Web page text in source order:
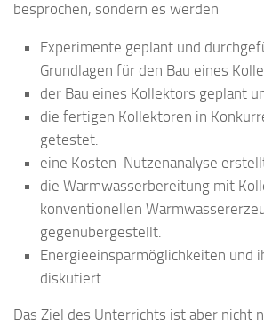
besprochen, sondern es werden
Experimente geplant und
Grundlagen für den Bau eines
der Bau eines Kollektors geplant
die fertigen Kollektoren in
getestet.
eine Kosten-Nutzenanalyse
die Warmwasserbereitung mit
konventionellen
gegenübergestellt.
Energieeinsparmöglichkeiten und
diskutiert.
Das Ziel des Unterrichts ist aber nicht